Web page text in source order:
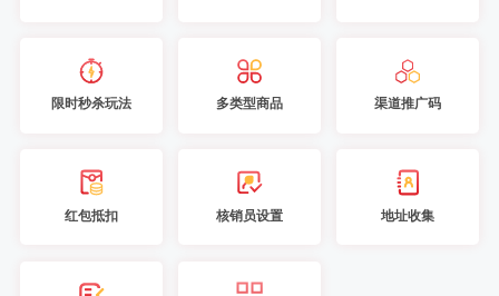
限时秒杀玩法 多类型商品 渠道推广码
红包抵扣 核销员设置 地址收集